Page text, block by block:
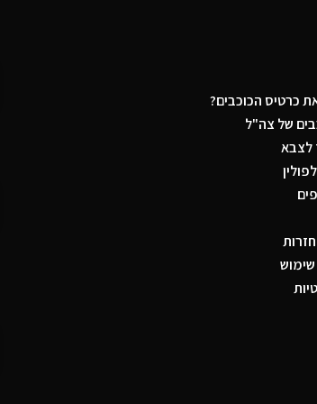
כרטיס הכוכבים?
של צה"ל
לצבא
שימוש